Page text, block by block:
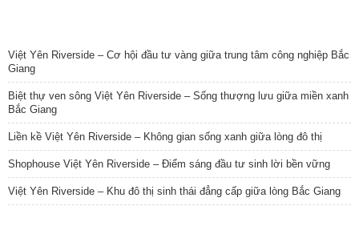
Việt Yên Riverside – Cơ hội đầu tư vàng giữa trung tâm công nghiệp Bắc
Giang
Biệt thự ven sông Việt Yên Riverside – Sống thượng lưu giữa miền xanh
Bắc Giang
Liền kề Việt Yên Riverside – Không gian sống xanh giữa lòng đô thị
Shophouse Việt Yên Riverside – Điểm sáng đầu tư sinh lời bền vững
Việt Yên Riverside – Khu đô thị sinh thái đẳng cấp giữa lòng Bắc Giang